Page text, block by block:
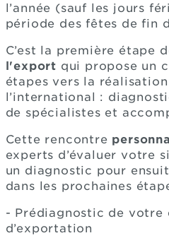
l’année (sauf les jours
période des fêtes de fin
C’est la première étape
l'export qui propose un
étapes vers la
l’international :
de spécialistes et
Cette rencontre
experts d’évaluer votre
un diagnostic pour
dans les prochaines
- Prédiagnostic de votre
d’exportation